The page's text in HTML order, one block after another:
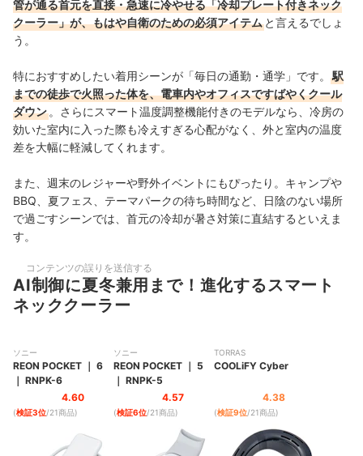
管が通る首元を直接・急速に冷やせる「冷却プレート付きネック
クーラー」が、もはや自衛のための必須アイテム と言えるでしょ
う。
特におすすめしたい着用シーンが「毎日の通勤・通学」です。
駅
までの徒歩で火照った体を、電車内やオフィスですばやくクール
ダウン 。さらにスマート温度調整機能付きのモデルなら、冷房の
効いた室内に入った際も冷えすぎる心配がなく、外と室内の温度
差を大幅に軽減してくれます。
また、週末のレジャーや野外イベントにもぴったり。キャンプや
BBQ、夏フェス、テーマパークの待ち時間など、日陰のない場所
で過ごすシーンでは、首元の冷却が暑さ対策に直結するといえま
す。
コンテンツの誤りを送信する
AI制御に夏冬兼用まで！進化するスマート
ネッククーラー
ソニー
REON POCKET ｜ 6
｜ RNPK-6
4.60
(検証3位/21商品)
ソニー
REON POCKET ｜ 5
｜ RNPK-5
4.57
(検証6位/21商品)
TORRAS
COOLiFY Cyber
4.38
(検証9位/21商品)